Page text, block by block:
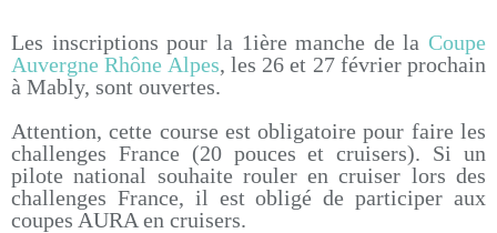
Les inscriptions pour la 1ière manche de la Coupe
Auvergne Rhône Alpes, les 26 et 27 février prochain
à Mably, sont ouvertes.
Attention, cette course est obligatoire pour faire les
challenges France (20 pouces et cruisers). Si un
pilote national souhaite rouler en cruiser lors des
challenges France, il est obligé de participer aux
coupes AURA en cruisers.